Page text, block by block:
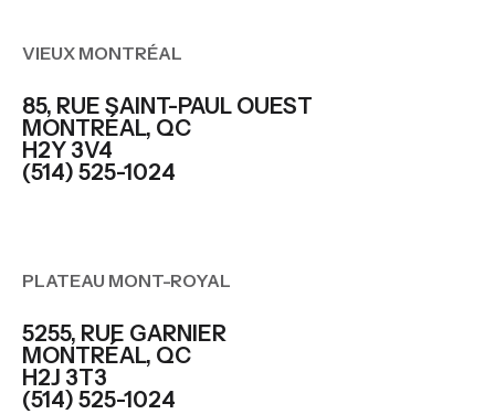
VIEUX MONTRÉAL
85, RUE SAINT-PAUL OUEST
MONTRÉAL, QC
H2Y 3V4
(514) 525-1024
PLATEAU MONT-ROYAL
5255, RUE GARNIER
MONTRÉAL, QC
H2J 3T3
(514) 525-1024